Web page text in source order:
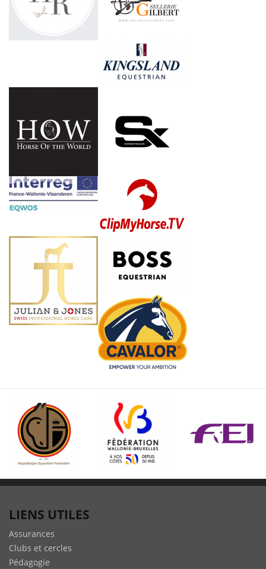
LIENS UTILES
Assurances
Clubs et cercles
Pédagogie